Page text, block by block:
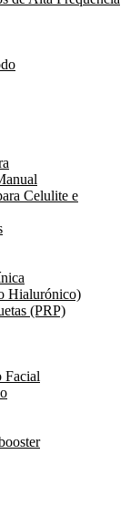
Celulite e
Hialurónico)
(PRP)
Facial